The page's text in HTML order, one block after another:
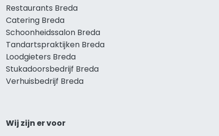
Restaurants Breda
Catering Breda
Schoonheidssalon Breda
Tandartspraktijken Breda
Loodgieters Breda
Stukadoorsbedrijf Breda
Verhuisbedrijf Breda
Wij zijn er voor